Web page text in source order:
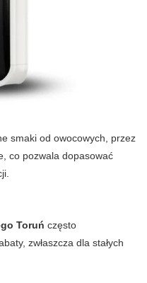
smaki od owocowych, przez
co pozwala dopasować
Toruń często
zwłaszcza dla stałych